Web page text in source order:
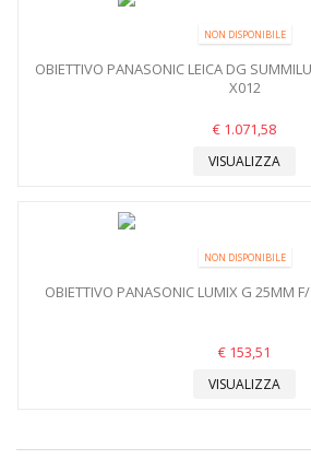
NON DISPONIBILE
OBIETTIVO PANASONIC LEICA DG
X012
€ 1.071,58
VISUALIZZA
NON DISPONIBILE
OBIETTIVO PANASONIC LUMIX G 25MM
€ 153,51
VISUALIZZA